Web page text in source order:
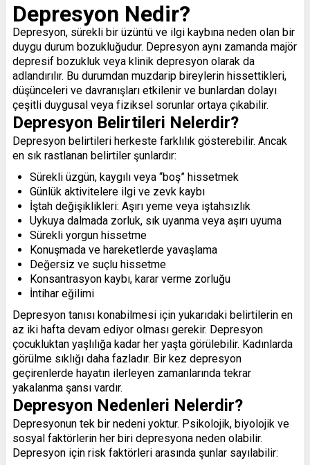
Depresyon Nedir?
Depresyon, sürekli bir üzüntü ve ilgi kaybına neden olan bir
duygu durum bozukluğudur. Depresyon aynı zamanda majör
depresif bozukluk veya klinik depresyon olarak da
adlandırılır. Bu durumdan muzdarip bireylerin hissettikleri,
düşünceleri ve davranışları etkilenir ve bunlardan dolayı
çeşitli duygusal veya fiziksel sorunlar ortaya çıkabilir.
Depresyon Belirtileri Nelerdir?
Depresyon belirtileri herkeste farklılık gösterebilir. Ancak
en sık rastlanan belirtiler şunlardır:
Sürekli üzgün, kaygılı veya “boş” hissetmek
Günlük aktivitelere ilgi ve zevk kaybı
İştah değişiklikleri: Aşırı yeme veya iştahsızlık
Uykuya dalmada zorluk, sık uyanma veya aşırı uyuma
Sürekli yorgun hissetme
Konuşmada ve hareketlerde yavaşlama
Değersiz ve suçlu hissetme
Konsantrasyon kaybı, karar verme zorluğu
İntihar eğilimi
Depresyon tanısı konabilmesi için yukarıdaki belirtilerin en
az iki hafta devam ediyor olması gerekir. Depresyon
çocukluktan yaşlılığa kadar her yaşta görülebilir. Kadınlarda
görülme sıklığı daha fazladır. Bir kez depresyon
geçirenlerde hayatın ilerleyen zamanlarında tekrar
yakalanma şansı vardır.
Depresyon Nedenleri Nelerdir?
Depresyonun tek bir nedeni yoktur. Psikolojik, biyolojik ve
sosyal faktörlerin her biri depresyona neden olabilir.
Depresyon için risk faktörleri arasında şunlar sayılabilir: